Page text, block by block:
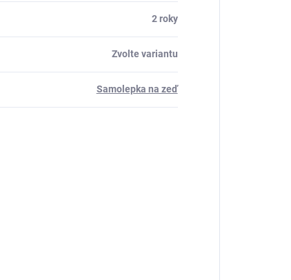
2 roky
Zvolte variantu
Samolepka na zeď